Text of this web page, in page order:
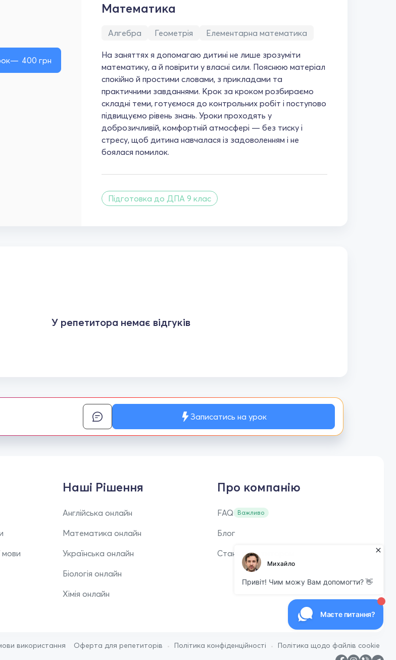
400 грн
Математика
Алгебра Геометрія Елементарна математика
На заняттях я допомагаю дитині не лише зрозуміти
математику, а й повірити у власні сили. Пояснюю матеріал
спокійно й простими словами, з прикладами та
практичними завданнями. Крок за кроком розбираємо
складні теми, готуємося до контрольних робіт і поступово
підвищуємо рівень знань. Уроки проходять у
доброзичливій, комфортній атмосфері — без тиску і
стресу, щоб дитина навчалася із задоволенням і не
боялася помилок.
Підготовка до ДПА 9 клас
У репетитора немає відгуків
Записатись на урок
мови
Наші Рішення
Англійська онлайн
Математика онлайн
Українська онлайн
Біологія онлайн
Хімія онлайн
Про компанію
FAQ Важливо
Блог
Стань репетитором
використання Оферта для репетиторів • Політика конфіденційності • Політика щодо файлів cookie